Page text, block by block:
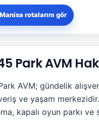
rotalarını gör
Park AVM
AVM; gündelik
ve yaşam
kapalı oyun parkı